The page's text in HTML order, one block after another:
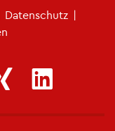
Da­ten­schutz |